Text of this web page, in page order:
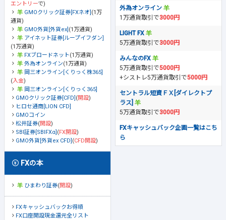
エントリーで)
GMOクリック証券[FXネオ] (1万
通貨)
GMO外貨[外貨ex] (1万通貨)
アイネット証券[ループイフダン]
(1万通貨)
FXブロードネット(1万通貨)
外為オンライン(1万通貨)
岡三オンライン[くりっく株365]
(入金)
岡三オンライン[くりっく365]
GMOクリック証券[CFD] (開設)
ヒロセ通商[LION CFD]
GMOコイン
松井証券(開設)
SBI証券[SBIFXα] (FX開設)
GMO外貨[外貨ex CFD] (CFD開設)
FXの本
ひまわり証券(開設)
FXキャッシュバックお得順
FX口座開設現金還元全リスト
外為オンライン
1万通貨取引で3000円
LIGHT FX
5万通貨取引で3000円
みんなのFX
5万通貨取引で5000円
+シストレ5万通貨取引で5000円
セントラル短資ＦＸ[ダイレクトプ
ラス]
5万通貨取引で3000円
FXキャッシュバック企画一覧はこち
ら